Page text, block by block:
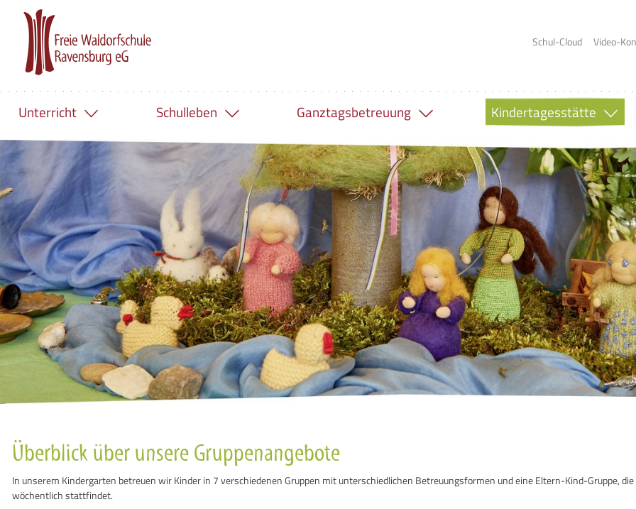
Schul-Cloud Video-
Unterricht Schulleben Ganztagsbetreuung Kindertagesstätte
Überblick über unsere Gruppenangebote
In unserem Kindergarten betreuen wir Kinder in 7 verschiedenen Gruppen mit unterschiedlichen Betreuungsformen und eine Eltern-Kind-Gruppe, die
wöchentlich stattfindet.